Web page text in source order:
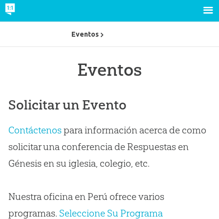
Eventos
Solicitar un Evento
Contáctenospara información acerca de como
solicitar una conferencia de Respuestas en
Génesis en su iglesia, colegio, etc.
Nuestra oficina en Perú ofrece varios
programas. Seleccione Su Programa
Eventos